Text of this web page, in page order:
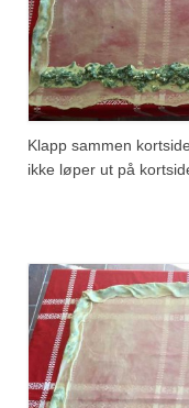
Klapp sammen
ikke løper ut på